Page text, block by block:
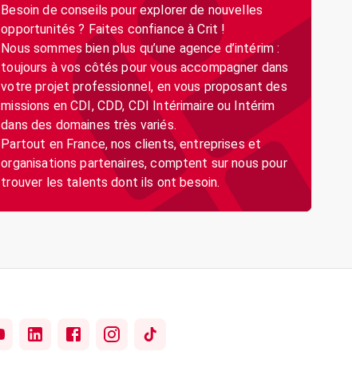
Besoin de conseils pour explorer de nouvelles
opportunités ? Faites confiance à Crit !
Nous sommes bien plus qu’une agence d’intérim :
toujours à vos côtés pour vous accompagner dans
votre projet professionnel, en vous proposant des
missions en CDI, CDD, CDI Intérimaire ou Intérim
dans des domaines très variés.
Partout en France, nos clients, entreprises et
organisations partenaires, comptent sur nous pour
trouver les talents dont ils ont besoin.